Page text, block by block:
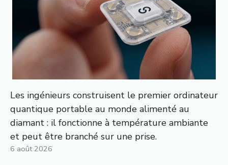
Les ingénieurs construisent le premier ordinateur
quantique portable au monde alimenté au
diamant : il fonctionne à température ambiante
et peut être branché sur une prise.
6 août 2026